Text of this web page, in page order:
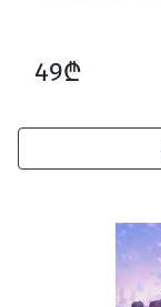
49₾